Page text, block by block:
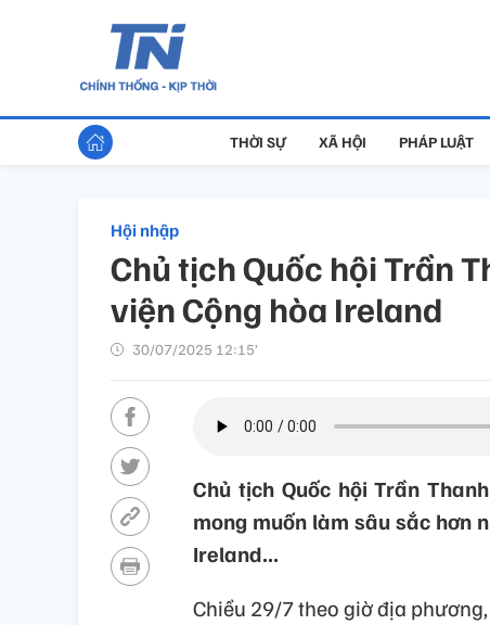
THỜI SỰ XÃ HỘI PHÁP LUẬT
Hội nhập
Chủ tịch Quốc hội Trần
viện Cộng hòa Ireland
30/07/2025 12:15’
Chủ tịch Quốc hội Trần
mong muốn làm sâu sắc hơn
Ireland...
Chiều 29/7 theo giờ địa